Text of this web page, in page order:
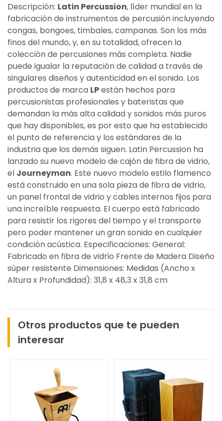
Descripción: Latin Percussion, líder mundial en la
fabricación de instrumentos de percusión incluyendo
congas, bongoes, timbales, campanas. Son los más
finos del mundo, y, en su totalidad, ofrecen la
colección de percusiones más completa. Nadie
puede igualar la reputación de calidad a través de
singulares diseños y autenticidad en el sonido. Los
productos de marca LPestán hechos para
percusionistas profesionales y bateristas que
demandan la más alta calidad y sonidos más puros
que hay disponibles, es por esto que ha establecido
el punto de referencia y los estándares de la
industria que los demás siguen. Latin Percussion ha
lanzado su nuevo modelo de cajón de fibra de vidrio,
el Journeyman. Este nuevo modelo estilo flamenco
está construido en una sola pieza de fibra de vidrio,
un panel frontal de vidrio y cables internos fijos para
una increíble respuesta. El cuerpo está fabricado
para resistir los rigores del tiempo y el transporte
pero poder mantener un gran sonido en cualquier
condición acústica. Especificaciones: General:
Fabricado en fibra de vidrio Frente de Madera Diseño
súper resistente Dimensiones: Medidas (Ancho x
Altura x Profundidad): 31,8 x 48,3 x 31,8 cm
Otros productos que te pueden
interesar